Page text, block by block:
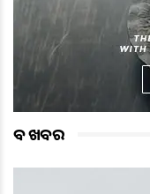
ବଡ ଖବର